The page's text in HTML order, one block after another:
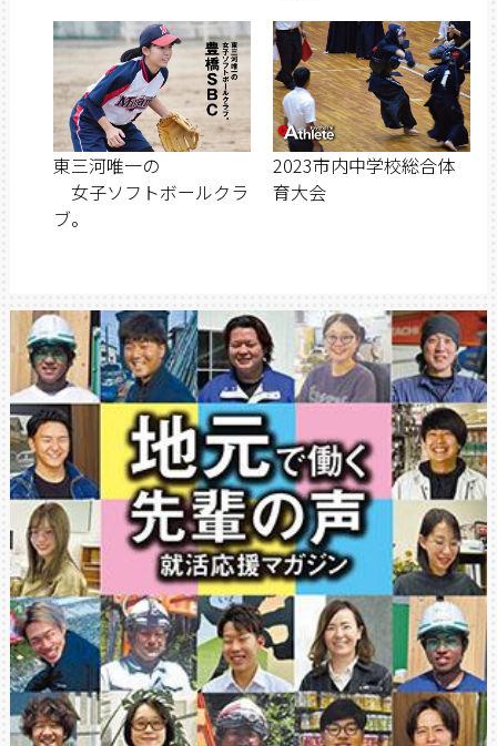
東三河唯一の
女子ソフトボールクラ
ブ。
2023市内中学校総合体
育大会